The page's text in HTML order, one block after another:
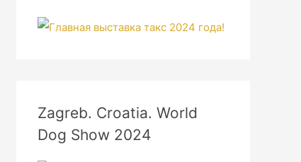
Zagreb. Croatia. World
Dog Show 2024